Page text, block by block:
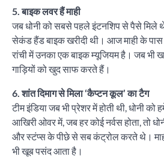
5. बाइक लवर हैं माही
जब धोनी को सबसे पहले इंटनशिप से पैसे मिले
सेकंड हैंड बाइक खरीदी थी। आज माही के पास
रांची में उनका एक बाइक म्यूजियम है। जब भी
गाड़ियों को खुद साफ करते हैं।
6. शांत दिमाग से मिला ‘कैप्टन कूल’ का टैग
टीम इंडिया जब भी प्रेशर में होती थी, धोनी को
आखिरी ओवर में, जब हर कोई नर्वस होता, तो
और स्टंप्स के पीछे से सब कंट्रोल करते थे।
भी खूब पसंद आता है।